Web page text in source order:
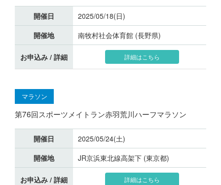
開催日
2025/05/18(日)
開催地
南牧村社会体育館 (長野県)
お申込み / 詳細 詳細はこちら
マラソン
第76回スポーツメイトラン赤羽荒川ハーフマラソン
開催日
2025/05/24(土)
開催地
JR京浜東北線高架下 (東京都)
お申込み / 詳細 詳細はこちら